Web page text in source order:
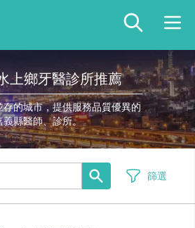
上鄉牙醫診所推薦
存的城市，提供服務品質優異的
義縣醫師、診所。
篩選